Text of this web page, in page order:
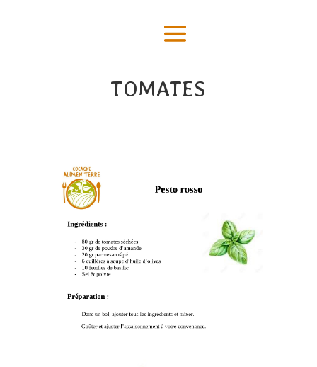
TOMATES